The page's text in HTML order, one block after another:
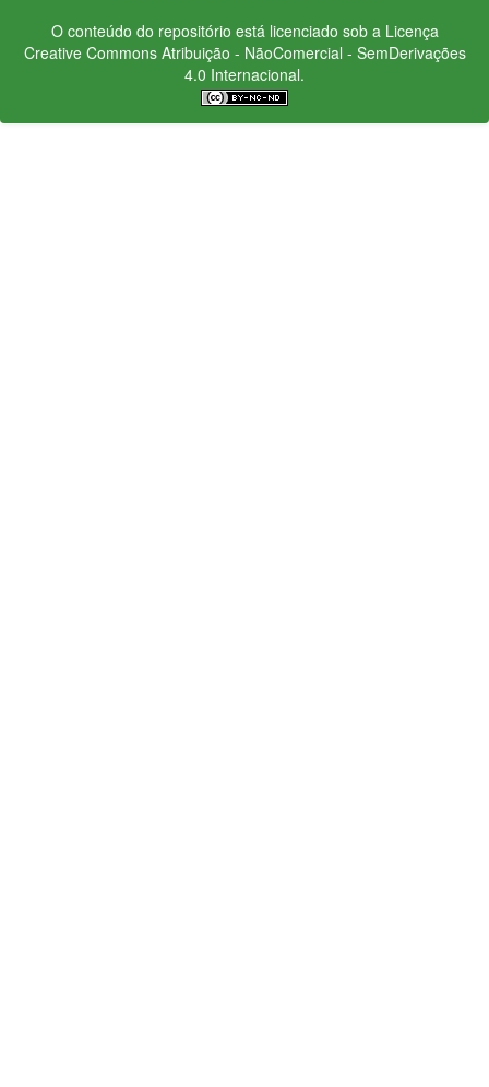
O conteúdo do repositório está licenciado sob a Licença
Creative CommonsAtribuição - NãoComercial - SemDerivações
4.0 Internacional.